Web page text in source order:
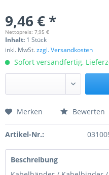
9,46 € *
Nettopreis: 7,95 €
Inhalt: 1 Stück
inkl. MwSt.zzgl. Versandkosten
Sofort versandfertig,
Preis anfragen
Merken Bewerten
Artikel-Nr.:
Beschreibung